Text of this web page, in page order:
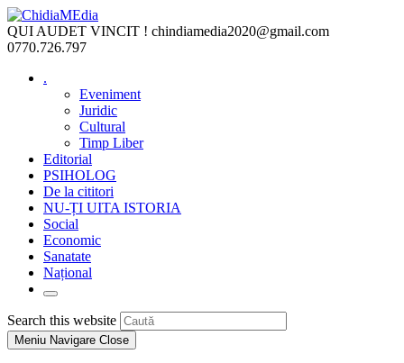
Skip
to
content
QUI AUDET VINCIT ! chindiamedia2020@gmail.com
0770.726.797
.
Eveniment
Juridic
Cultural
Timp Liber
Editorial
PSIHOLOG
De la cititori
NU-ȚI UITA ISTORIA
Social
Economic
Sanatate
Național
Toggle
website
search
Search this website
Escape
Meniu Navigare Close